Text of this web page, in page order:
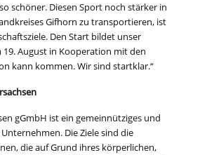
schöner. Diesen Sport noch stärker in
Gifhorn zu transportieren, ist
Den Start bildet unser
19. August in Kooperation mit den
kann kommen. Wir sind startklar.“
gGmbH ist ein gemeinnütziges und
Die Ziele sind die
die auf Grund ihres körperlichen,